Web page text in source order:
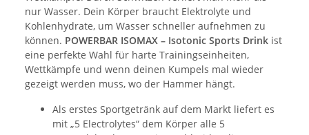
nur Wasser. Dein Körper braucht Elektrolyte und
Kohlenhydrate, um Wasser schneller aufnehmen zu
können. POWERBAR ISOMAX – Isotonic Sports Drink ist
eine perfekte Wahl für harte Trainingseinheiten,
Wettkämpfe und wenn deinen Kumpels mal wieder
gezeigt werden muss, wo der Hammer hängt.
Als erstes Sportgetränk auf dem Markt liefert es
mit „5 Electrolytes“ dem Körper alle 5